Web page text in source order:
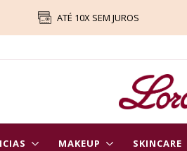
ATÉ 10X SEM JUROS
MAKEUP SKINCARE